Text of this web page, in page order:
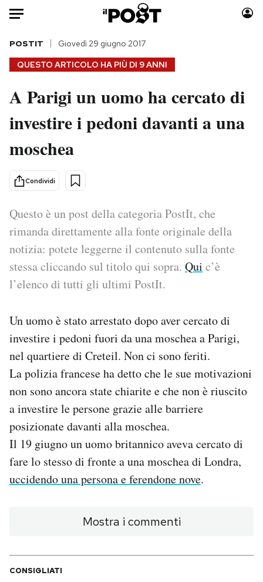
Auto
HOME
Italia
Politica
Tecnologia
Scienza
Economia
Sport
Moda
Consumismi
Altrecose
Mondiali calcio 2026
PODCAST
NEWSLETTER
I MIEI PREFERITI
SHOP
CALENDARIO
AREA PERSONALE
Hai bisogno di aiuto?
QUESTO ARTICOLO HA PIÙ DI 9 ANNI
POSTIT Giovedì 29 giugno 2017
A Parigi un uomo ha cercato di
investire i pedoni davanti a una
moschea
Condividi
Questo è un post della categoria PostIt, che
rimanda direttamente alla fonte originale della
notizia: potete leggerne il contenuto sulla fonte
stessa cliccando sul titolo qui sopra. Qui c’è
l’elenco di tutti gli ultimi PostIt.
Un uomo è stato arrestato dopo aver cercato di
investire i pedoni fuori da una moschea a Parigi,
nel quartiere di Creteil. Non ci sono feriti.
La polizia francese ha detto che le sue motivazioni
non sono ancora state chiarite e che non è riuscito
a investire le persone grazie alle barriere
posizionate davanti alla moschea.
Il 19 giugno un uomo britannico aveva cercato di
fare lo stesso di fronte a una moschea di Londra,
uccidendo una persona e ferendone nove.
Mostra i commenti
CONSIGLIATI